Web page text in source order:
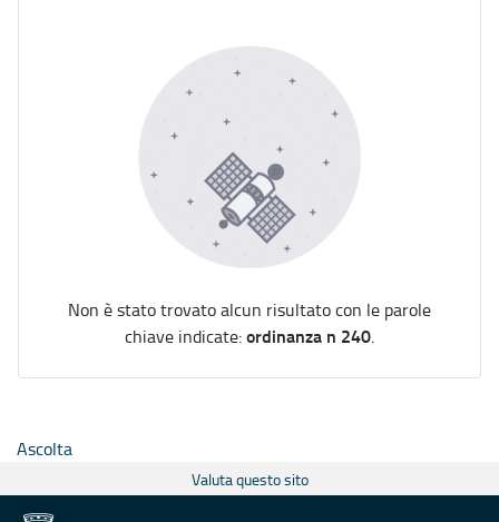
Non è stato trovato alcun risultato con le parole
chiave indicate:ordinanza n 240.
Ascolta
Valuta questo sito